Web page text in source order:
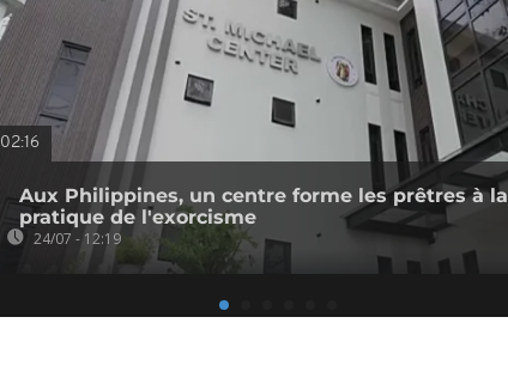
02:16
Aux Philippines, un centre forme les prêtres à la
pratique de l'exorcisme
24/07 - 12:19